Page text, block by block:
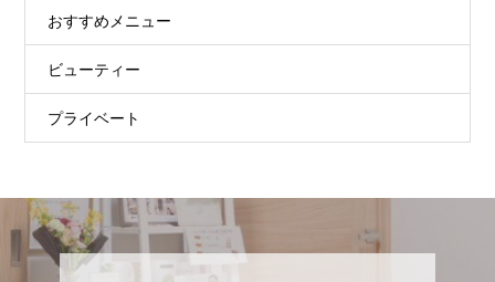
おすすめメニュー
ビューティー
プライベート